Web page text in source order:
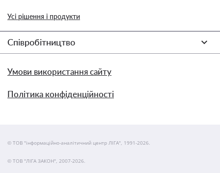
Усі рішення і продукти
Співробітництво
Умови використання сайту
Політика конфіденційності
© ТОВ "інформаційно-аналітичний центр ЛІГА", 1991-2026.
© ТОВ "ЛІГА ЗАКОН", 2007-2026.